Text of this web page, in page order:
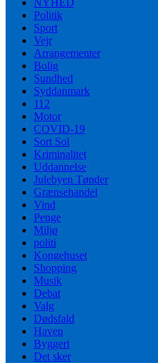
Politik
Sport
Vejr
Arrangementer
Bolig
Sundhed
Syddanmark
112
Motor
COVID-19
Sort Sol
Kriminalitet
Uddannelse
Julebyen Tønder
Grænsehandel
Vind
Penge
Miljø
politi
Kongehuset
Shopping
Musik
Debat
Valg
Dødsfald
Haven
Byggeri
Det sker